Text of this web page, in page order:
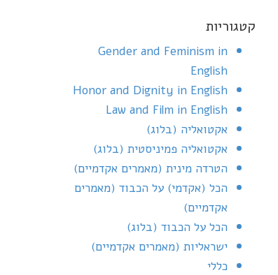
קטגוריות
Gender and Feminism in
English
Honor and Dignity in English
Law and Film in English
אקטואליה (בלוג)
אקטואליה פמיניסטית (בלוג)
הטרדה מינית (מאמרים אקדמיים)
הכל (אקדמי) על הכבוד (מאמרים
אקדמיים)
הכל על הכבוד (בלוג)
ישראליות (מאמרים אקדמיים)
כללי